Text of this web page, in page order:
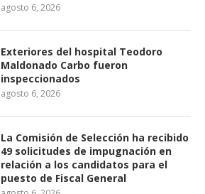
agosto 6, 2026
Exteriores del hospital Teodoro
Maldonado Carbo fueron
inspeccionados
agosto 6, 2026
La Comisión de Selección ha recibido
49 solicitudes de impugnación en
relación a los candidatos para el
puesto de Fiscal General